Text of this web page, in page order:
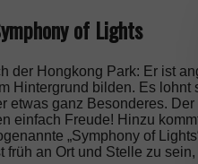
of Lights
der Hongkong Park: Er ist
Hintergrund bilden. Es lohnt
etwas ganz Besonderes.
einfach Freude! Hinzu
„Symphony of
früh an Ort und Stelle zu